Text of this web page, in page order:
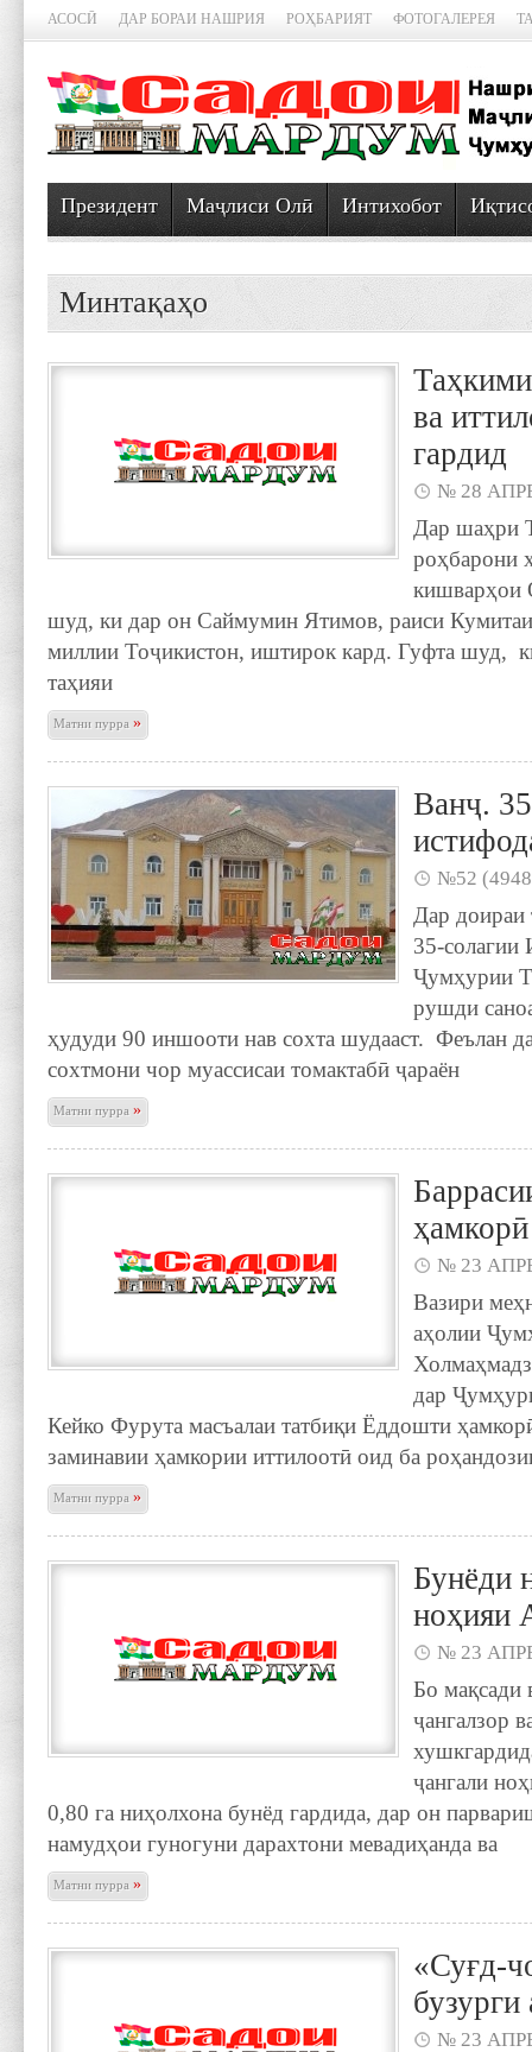
АСОСӢ ДАР БОРАИ НАШРИЯ РОҲБАРИЯТ ФОТОГАЛЕРЕЯ
Президент Маҷлиси Олӣ Интихобот
Минтақаҳо
ва
гардид
№ 28
Дар шаҳри
роҳбарони
кишварҳои
шуд, ки дар он Саймумин Ятимов, раиси Кумитаи
миллии Тоҷикистон, иштирок кард. Гуфта шуд,
таҳияи
Матни пурра»
Ванҷ.
№52
Дар доираи
35-солагии
Ҷумҳурии
рушди
ҳудуди 90 иншооти нав сохта шудааст. Феълан
сохтмони чор муассисаи томактабӣ ҷараён
Матни пурра»
№ 23
Вазири
аҳолии
дар
Кейко Фурута масъалаи татбиқи Ёддошти
заминавии ҳамкории иттилоотӣ оид ба
Матни пурра»
Бунёди
ноҳияи
№ 23
Бо мақсади
ҷангалзор
ҷангали
0,80 га ниҳолхона бунёд гардида, дар он
намудҳои гуногуни дарахтони мевадиҳанда ва
Матни пурра»
«Суғд-
№ 23